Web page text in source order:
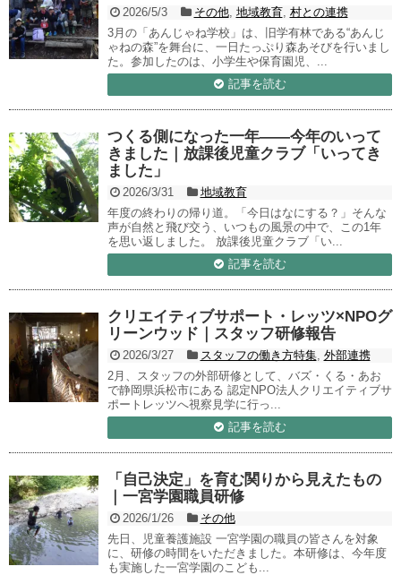
2026/5/3 その他, 地域教育, 村との連携
3月の「あんじゃね学校」は、旧学有林である“あんじ
ゃねの森”を舞台に、一日たっぷり森あそびを行いまし
た。参加したのは、小学生や保育園児、...
記事を読む
つくる側になった一年——今年のいって
きました｜放課後児童クラブ「いってき
ました」
2026/3/31
地域教育
年度の終わりの帰り道。「今日はなにする？」そんな
声が自然と飛び交う、いつもの風景の中で、この1年
を思い返しました。 放課後児童クラブ「い...
記事を読む
クリエイティブサポート・レッツ×NPOグ
リーンウッド｜スタッフ研修報告
2026/3/27 スタッフの働き方特集, 外部連携
2月、スタッフの外部研修として、バズ・くる・あお
で静岡県浜松市にある 認定NPO法人クリエイティブサ
ポートレッツへ視察見学に行っ...
記事を読む
「自己決定」を育む関りから見えたもの
｜一宮学園職員研修
2026/1/26
その他
先日、児童養護施設 一宮学園の職員の皆さんを対象
に、研修の時間をいただきました。本研修は、今年度
も実施した一宮学園のこども...